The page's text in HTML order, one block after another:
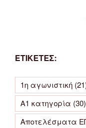
ΕΤΙΚΕΤΕΣ:
1η αγωνιστική
Α1 κατηγορία (30)
Αποτελέσματα